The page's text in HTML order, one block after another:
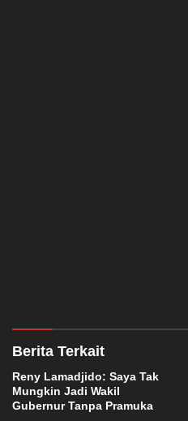
Berita Terkait
Reny Lamadjido: Saya Tak
Mungkin Jadi Wakil
Gubernur Tanpa Pramuka